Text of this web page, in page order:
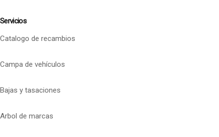
Servicios
Catalogo de recambios
Campa de vehículos
Bajas y tasaciones
Arbol de marcas